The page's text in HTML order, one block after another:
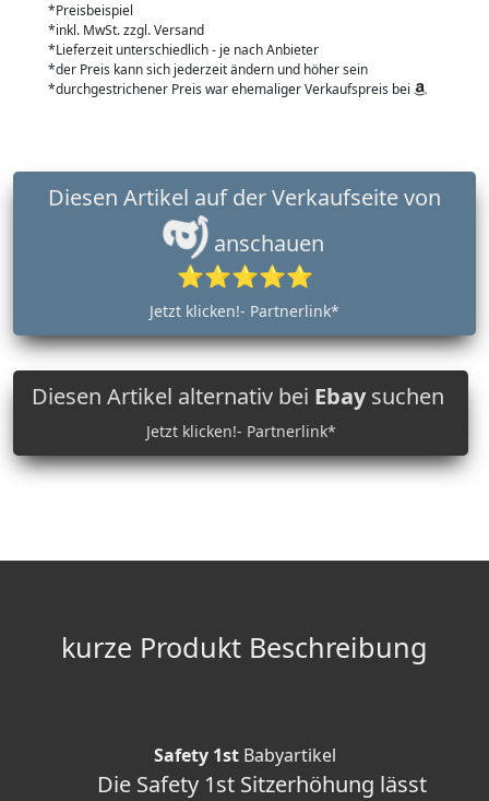
*Preisbeispiel
*inkl. MwSt. zzgl. Versand
*Lieferzeit unterschiedlich - je nach Anbieter
*der Preis kann sich jederzeit ändern und höher sein
*durchgestrichener Preis war ehemaliger Verkaufspreis bei
anschauen
⭐⭐⭐⭐⭐
Jetzt klicken!- Partnerlink*
Diesen Artikel alternativ bei Ebaysuchen
Jetzt klicken!- Partnerlink*
kurze Produkt Beschreibung
Safety 1stBabyartikel
Die Safety 1st Sitzerhöhung lässt